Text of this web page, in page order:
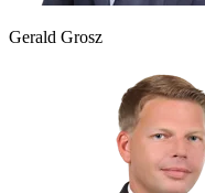
Gerald Grosz